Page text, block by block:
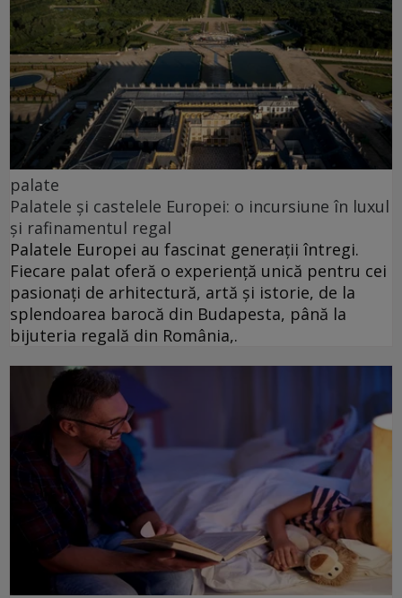
palate
Palatele și castelele Europei: o incursiune în luxul
și rafinamentul regal
Palatele Europei au fascinat generații întregi.
Fiecare palat oferă o experiență unică pentru cei
pasionați de arhitectură, artă și istorie, de la
splendoarea barocă din Budapesta, până la
bijuteria regală din România,.